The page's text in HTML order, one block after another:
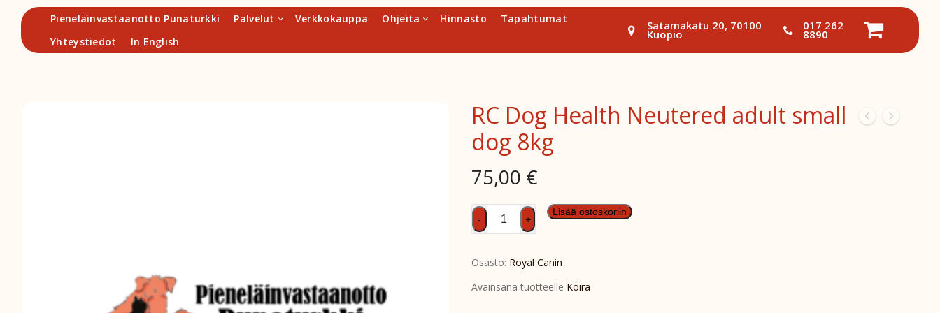
Hyppää
sisältöön
Pieneläinvastaanotto Punaturkki Palvelut Verkkokauppa Ohjeita Hinnasto
Tapahtumat
Yhteystiedot
In English
Satamakatu 20, 70100
Kuopio
017 262
8890
RC Dog Health Neutered adult small
dog 8kg
75,00 €
RC
Dog
Neutered
adult
- +
Lisää ostoskoriin
Osasto: Royal Canin
Avainsana tuotteelle Koira